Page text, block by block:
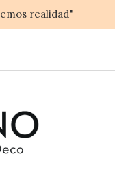
realidad"